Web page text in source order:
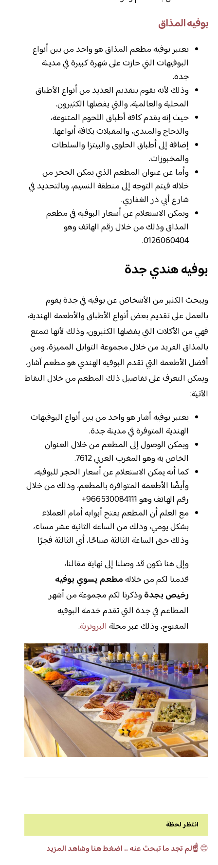
بوفيه المذاق
يعتبر بوفيه مطعم المذاق هو واحد من بين أنواع
البوفيهات التي حازت على شهرة كبيرة في مدينة
جدة.
وذلك لأنه يقوم بتقديم العديد من أنواع الأطباق
المحلية والعالمية، والتي يفضلها الكثيرون.
حيث إنه يقدم كافة أطباق اللحوم المتنوعة،
والدجاج والمندي، والمقبلات بكافة أنواعها.
إضافة إلى أطباق الحلوى والبيتزا والسلطات
والمخبوزات.
وأما عن عنوان المطعم الذي يمكن الحجز من
خلاله فيتم التوجه إلى منطقة النسيم، وبالتحديد في
شارع أبي ذر الغفاري.
ويمكن الاستعلام عن أسعار البوفيه في مطعم
المذاق وذلك من خلال رقم الهاتف وهو
0126060404.
بوفيه هندي جدة
ويبحث الكثير من الأشخاص عن بوفيه في جدة يقوم
بالعمل على تقديم بعض أنواع الأطباق والأطعمة الهندية،
فهي من الأكلات التي يفضلها الكثيرون، وذلك لأنها تتمتع
بالمذاق الفريد من خلال مجموعة التوابل المميزة، ومن
أفضل الأطعمة التي تقدم البوفيه الهندي هو مطعم آشار،
ويمكن التعرف على تفاصيل ذلك المطعم من خلال النقاط
الآتية:
يعتبر بوفيه أشار هو واحد من بين أنواع البوفيهات
الهندية المتوفرة في مدينة جدة.
ويمكن الوصول إلى المطعم من خلال العنوان
الخاص به وهو المغرب العربي 7612.
كما أنه يمكن الاستعلام عن أسعار الحجز للبوفيه،
وأيضًا الأطعمة المتوافرة بالمطعم، وذلك من خلال
رقم الهاتف وهو+966530084111
مع العلم أن المطعم يفتح أبوابه أمام العملاء
بشكل يومي، وذلك من الساعة الثانية عشر مساء،
وذلك حتى الساعة الثالثة صباحًا، أي الثالثة فجرًا
وإلى هنا نكون قد وصلنا إلى نهاية مقالنا،
قدمنا لكم من خلالهمطعم يسوي بوفيه
رخيص بجدة وذكرنا لكم مجموعة من أشهر
المطاعم في جدة التي تقدم خدمة البوفيه
المفتوح، وذلك عبر مجلة البرونزية.
انتظر لحظة
😊☝️لم تجد ما تبحث عنه .. اضغط هنا وشاهد المزيد